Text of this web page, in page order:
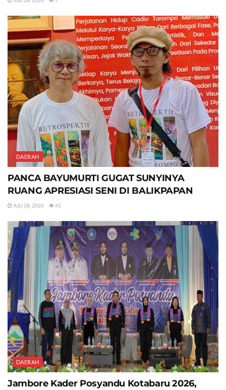
DAERAH
PANCA BAYUMURTI GUGAT SUNYINYA
RUANG APRESIASI SENI DI BALIKPAPAN
JULI 28, 2026 41
DAERAH
Jambore Kader Posyandu Kotabaru 2026,